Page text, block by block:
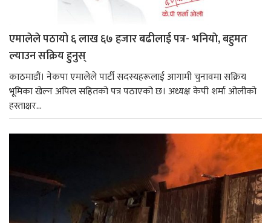
एमालेले पठायो ६ लाख ६७ हजार बढीलाई पत्र- भनियाे, बहुमत
ल्याउन सक्रिय हुनुस्
काठमाडौं। नेकपा एमालेले पार्टी सदस्यहरूलाई आगामी चुनावमा सक्रिय
भूमिका खेल्न अपिल सहितको पत्र पठाएको छ। अध्यक्ष केपी शर्मा ओलीको
हस्ताक्षर...